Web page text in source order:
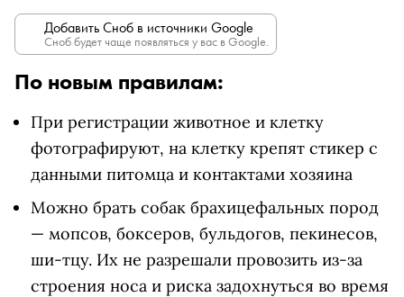
Добавить Сноб в источники Google
Сноб будет чаще появляться у вас в Google.
По новым правилам:
При регистрации животное и клетку
фотографируют, на клетку крепят стикер с
данными питомца и контактами хозяина
Можно брать собак брахицефальных пород
— мопсов, боксеров, бульдогов, пекинесов,
ши-тцу. Их не разрешали провозить из-за
строения носа и риска задохнуться во время